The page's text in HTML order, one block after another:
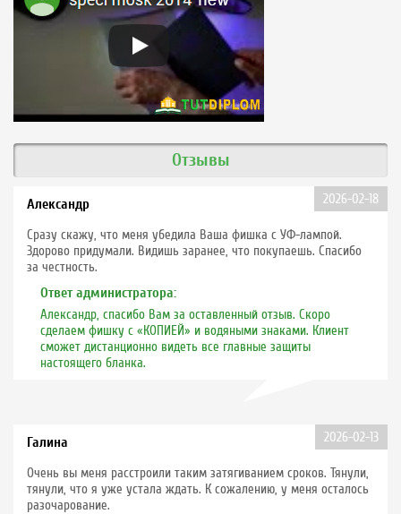
Отзывы
Александр 2026-02-18
Сразу скажу, что меня убедила Ваша фишка с УФ-лампой.
Здорово придумали. Видишь заранее, что покупаешь. Спасибо
за честность.
Ответ администратора:
Александр, спасибо Вам за оставленный отзыв. Скоро
сделаем фишку с «КОПИЕЙ» и водяными знаками. Клиент
сможет дистанционно видеть все главные защиты
настоящего бланка.
Галина 2026-02-13
Очень вы меня расстроили таким затягиванием сроков. Тянули,
тянули, что я уже устала ждать. К сожалению, у меня осталось
разочарование.